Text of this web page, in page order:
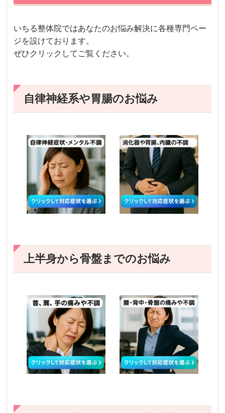
いちる整体院ではあなたのお悩み解決に各種専門ペー
ジを設けております。
ぜひクリックしてご覧ください。
自律神経系や胃腸のお悩み
上半身から骨盤までのお悩み